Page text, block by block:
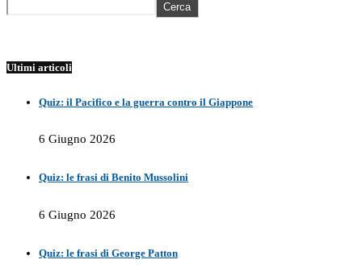
Cerca
Ultimi articoli
Quiz: il Pacifico e la guerra contro il Giappone
6 Giugno 2026
Quiz: le frasi di Benito Mussolini
6 Giugno 2026
Quiz: le frasi di George Patton